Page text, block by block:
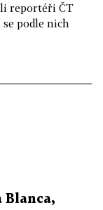
reportéři ČT
podle nich
Blanca,